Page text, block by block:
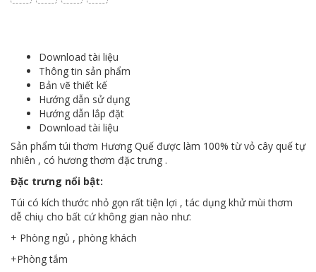
Download tài liệu
Thông tin sản phẩm
Bản vẽ thiết kế
Hướng dẫn sử dụng
Hướng dẫn lắp đặt
Download tài liệu
Sản phẩm túi thơm Hương Quế được làm 100% từ vỏ cây quế tự
nhiên , có hương thơm đặc trưng .
Đặc trưng nổi bật:
Túi có kích thước nhỏ gọn rất tiện lợi , tác dụng khử mùi thơm
dễ chiụ cho bất cứ không gian nào như:
+ Phòng ngủ , phòng khách
+Phòng tắm